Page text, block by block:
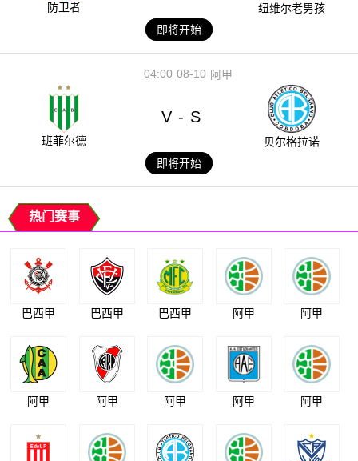
防卫者
纽维尔老男孩
即将开始
08-10
04:00 阿甲
班菲尔德
V - S
贝尔格拉诺
即将开始
热门赛事
巴西甲 巴西甲 巴西甲 阿甲 阿甲
阿甲 阿甲 阿甲 阿甲 阿甲